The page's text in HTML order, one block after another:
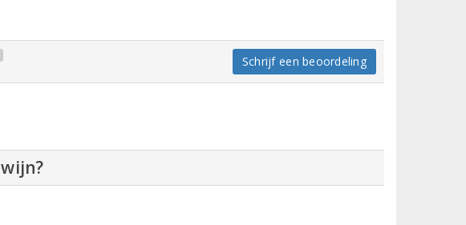
Schrijf een beoordeling